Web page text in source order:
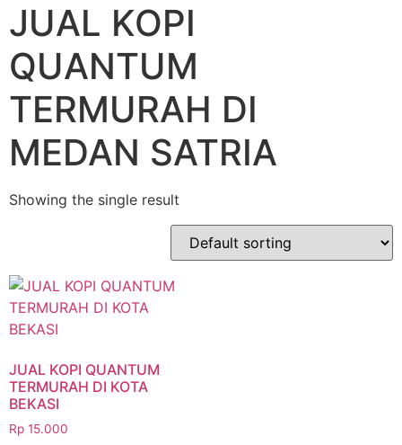
JUAL KOPI
QUANTUM
TERMURAH DI
MEDAN SATRIA
Showing the single result
JUAL KOPI QUANTUM
TERMURAH DI KOTA
BEKASI
Rp 15.000